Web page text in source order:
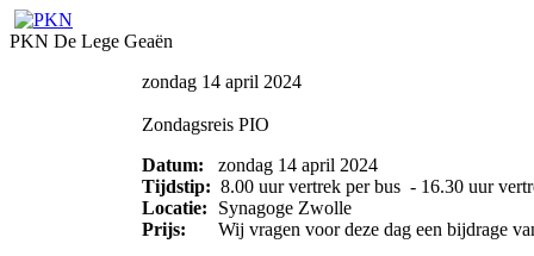
PKN De Lege Geaën
zondag 14 april 2024
Zondagsreis PIO
Datum:
zondag 14 april 2024
Tijdstip: 8.00 uur vertrek per bus - 16.30 uur
Locatie:
Synagoge Zwolle
Prijs:
Wij vragen voor deze dag een bijdrage